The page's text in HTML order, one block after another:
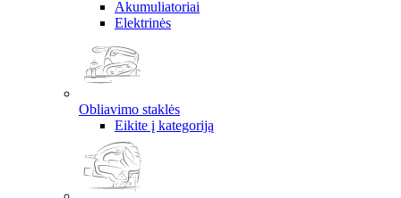
Akumuliatoriai
Elektrinės
Obliavimo staklės
Eikite į kategoriją